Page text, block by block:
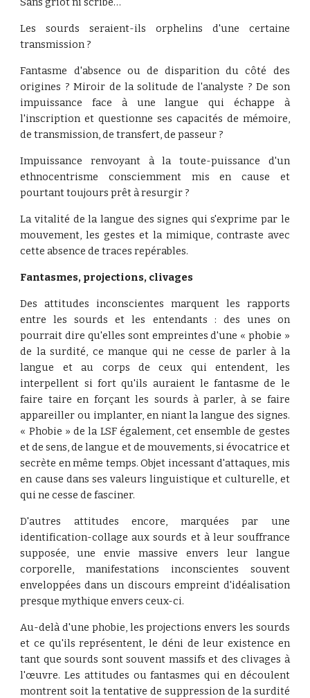
Les sourds seraient-ils orphelins d'une certaine
transmission ?
Fantasme d'absence ou de disparition du côté des
origines ? Miroir de la solitude de l'analyste ? De son
impuissance face à une langue qui échappe à
l'inscription et questionne ses capacités de mémoire,
de transmission, de transfert, de passeur ?
Impuissance renvoyant à la toute-puissance d'un
ethnocentrisme consciemment mis en cause et
pourtant toujours prêt à resurgir ?
La vitalité de la langue des signes qui s'exprime par le
mouvement, les gestes et la mimique, contraste avec
cette absence de traces repérables.
Fantasmes, projections, clivages
Des attitudes inconscientes marquent les rapports
entre les sourds et les entendants : des unes on
pourrait dire qu'elles sont empreintes d'une « phobie »
de la surdité, ce manque qui ne cesse de parler à la
langue et au corps de ceux qui entendent, les
interpellent si fort qu'ils auraient le fantasme de le
faire taire en forçant les sourds à parler, à se faire
appareiller ou implanter, en niant la langue des signes.
« Phobie » de la LSF également, cet ensemble de gestes
et de sens, de langue et de mouvements, si évocatrice et
secrète en même temps. Objet incessant d'attaques, mis
en cause dans ses valeurs linguistique et culturelle, et
qui ne cesse de fasciner.
D'autres attitudes encore, marquées par une
identification-collage aux sourds et à leur souffrance
supposée, une envie massive envers leur langue
corporelle, manifestations inconscientes souvent
enveloppées dans un discours empreint d'idéalisation
presque mythique envers ceux-ci.
Au-delà d'une phobie, les projections envers les sourds
et ce qu'ils représentent, le déni de leur existence en
tant que sourds sont souvent massifs et des clivages à
l'œuvre. Les attitudes ou fantasmes qui en découlent
montrent soit la tentative de suppression de la surdité